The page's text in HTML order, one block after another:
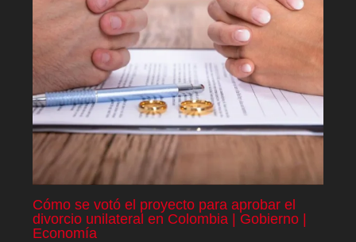
Cómo se votó el proyecto para aprobar el
divorcio unilateral en Colombia | Gobierno |
Economía